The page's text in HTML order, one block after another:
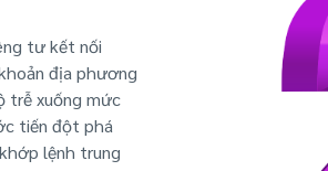
tư kết nối
địa phương
trễ xuống mức
tiến đột phá
lệnh trung